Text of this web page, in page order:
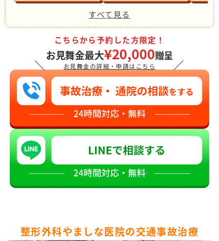
すべて見る
＼
こちらから予約した方限定！
お見舞金最大¥20,000贈呈
お見舞金の詳細・申請はこちら ／
整形外科やましな医院の交通事故治療